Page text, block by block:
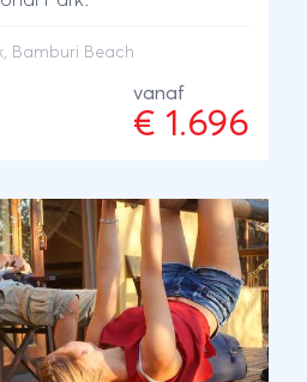
de Big Five nog een
West en Tsavo East
waar je geniet van zon,
watersportactiviteiten
is het bewijs dat
bestaat.
, Bamburi Beach
vanaf
€ 1.696